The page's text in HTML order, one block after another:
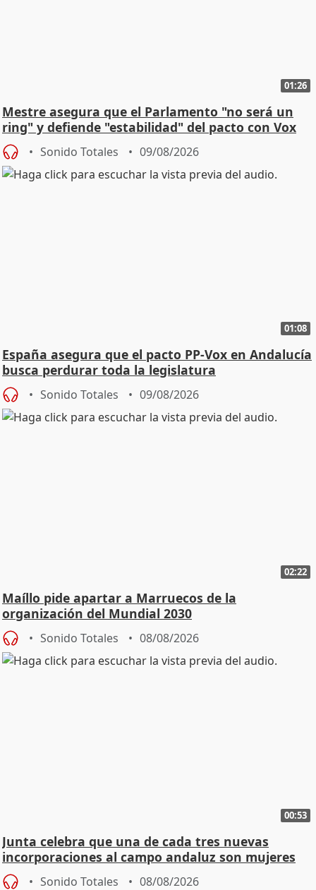
01:26
Mestre asegura que el Parlamento "no será un
ring" y defiende "estabilidad" del pacto con Vox
Sonido Totales 09/08/2026
01:08
España asegura que el pacto PP-Vox en Andalucía
busca perdurar toda la legislatura
Sonido Totales 09/08/2026
02:22
Maíllo pide apartar a Marruecos de la
organización del Mundial 2030
Sonido Totales 08/08/2026
00:53
Junta celebra que una de cada tres nuevas
incorporaciones al campo andaluz son mujeres
jóvenes
Sonido Totales 08/08/2026